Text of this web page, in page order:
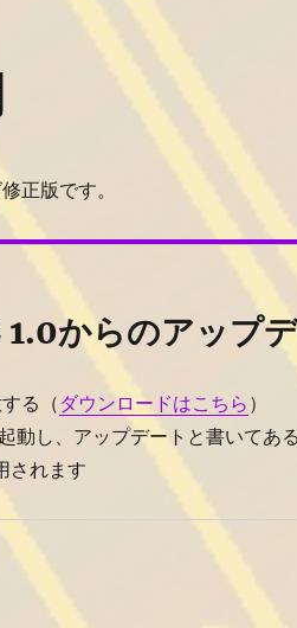
正版です。
からのアップ
る（ ダウンロードはこちら ）
し、アップデートと書いてあ
されます